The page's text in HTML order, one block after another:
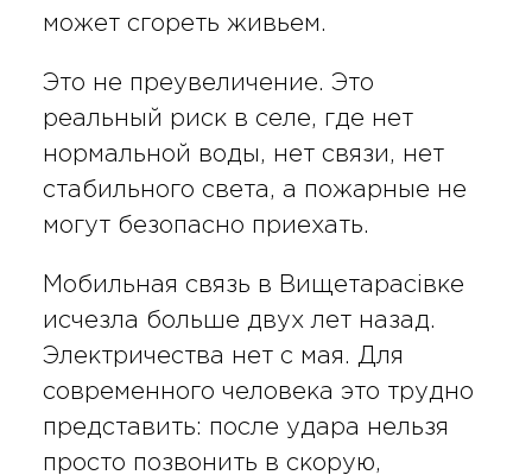
может сгореть живьем.
Это не преувеличение. Это
реальный риск в селе, где нет
нормальной воды, нет связи, нет
стабильного света, а пожарные не
могут безопасно приехать.
Мобильная связь в Вищетарасівке
исчезла больше двух лет назад.
Электричества нет с мая. Для
современного человека это трудно
представить: после удара нельзя
просто позвонить в скорую,